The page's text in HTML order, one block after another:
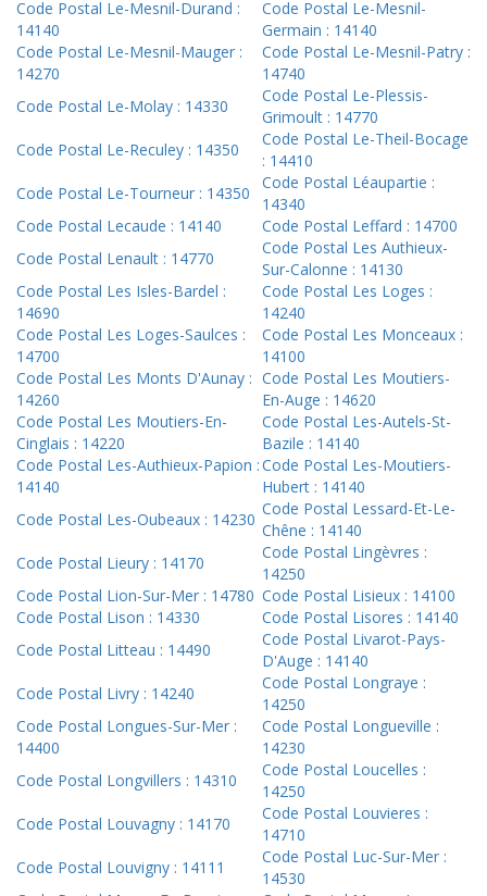
Code Postal Le-Mesnil-Durand :
14140
Code Postal Le-Mesnil-
Germain : 14140
Code Postal Le-Mesnil-Mauger :
14270
Code Postal Le-Mesnil-Patry :
14740
Code Postal Le-Molay : 14330
Code Postal Le-Plessis-
Grimoult : 14770
Code Postal Le-Reculey : 14350
Code Postal Le-Theil-Bocage
: 14410
Code Postal Le-Tourneur : 14350
Code Postal Léaupartie :
14340
Code Postal Lecaude : 14140
Code Postal Leffard : 14700
Code Postal Lenault : 14770
Code Postal Les Authieux-
Sur-Calonne : 14130
Code Postal Les Isles-Bardel :
14690
Code Postal Les Loges :
14240
Code Postal Les Loges-Saulces :
14700
Code Postal Les Monceaux :
14100
Code Postal Les Monts D'Aunay :
14260
Code Postal Les Moutiers-
En-Auge : 14620
Code Postal Les Moutiers-En-
Cinglais : 14220
Code Postal Les-Autels-St-
Bazile : 14140
Code Postal Les-Authieux-Papion :
14140
Code Postal Les-Moutiers-
Hubert : 14140
Code Postal Les-Oubeaux : 14230
Code Postal Lessard-Et-Le-
Chêne : 14140
Code Postal Lieury : 14170
Code Postal Lingèvres :
14250
Code Postal Lion-Sur-Mer : 14780 Code Postal Lisieux : 14100
Code Postal Lison : 14330
Code Postal Lisores : 14140
Code Postal Litteau : 14490
Code Postal Livarot-Pays-
D'Auge : 14140
Code Postal Livry : 14240
Code Postal Longraye :
14250
Code Postal Longues-Sur-Mer :
14400
Code Postal Longueville :
14230
Code Postal Longvillers : 14310
Code Postal Loucelles :
14250
Code Postal Louvagny : 14170
Code Postal Louvieres :
14710
Code Postal Louvigny : 14111
Code Postal Luc-Sur-Mer :
14530